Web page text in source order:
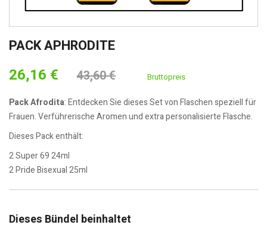
PACK APHRODITE
26,16 € 43,60 € Bruttopreis
Pack Afrodita: Entdecken Sie dieses Set von Flaschen speziell für
Frauen. Verführerische Aromen und extra personalisierte Flasche.
Dieses Pack enthält:
2 Super 69 24ml
2 Pride Bisexual 25ml
Dieses Bündel beinhaltet